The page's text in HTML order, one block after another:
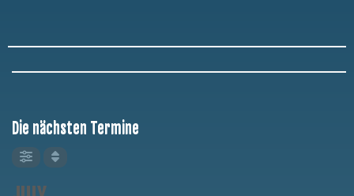
Die nächsten Termine